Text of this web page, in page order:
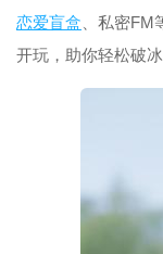
恋爱盲盒 、私密
开玩，助你轻松破